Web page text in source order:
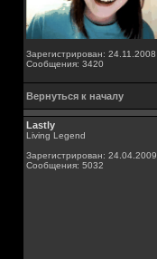
Зарегистрирован: 24.11.2008
Сообщения: 3420
Вернуться к началу
Lastly
Living Legend
Зарегистрирован: 24.04.2009
Сообщения: 5032